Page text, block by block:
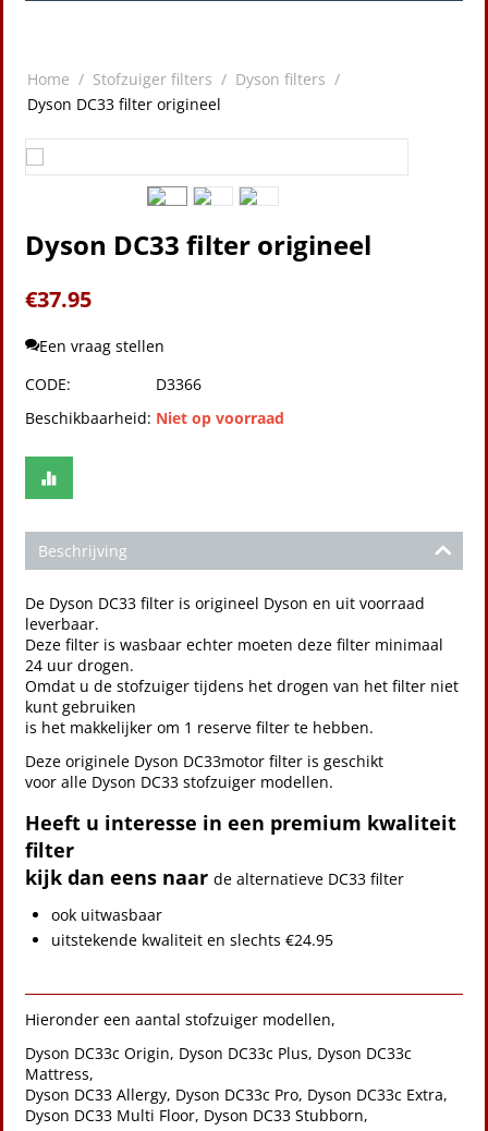
Home / Stofzuiger filters / Dyson filters /
Dyson DC33 filter origineel
Dyson DC33 filter origineel
€37.95
Een vraag stellen
CODE:
D3366
Beschikbaarheid: Niet op voorraad
Beschrijving
De Dyson DC33 filter is origineel Dyson en uit voorraad
leverbaar.
Deze filter is wasbaar echter moeten deze filter minimaal
24 uur drogen.
Omdat u de stofzuiger tijdens het drogen van het filter niet
kunt gebruiken
is het makkelijker om 1 reserve filter te hebben.
Deze originele Dyson DC33motor filter is geschikt
voor alle Dyson DC33 stofzuiger modellen.
Heeft u interesse in een premium kwaliteit
filter
kijk dan eens naar de alternatieve DC33 filter
ook uitwasbaar
uitstekende kwaliteit en slechts €24.95
Hieronder een aantal stofzuiger modellen,
Dyson DC33c Origin, Dyson DC33c Plus, Dyson DC33c
Mattress,
Dyson DC33 Allergy, Dyson DC33c Pro, Dyson DC33c Extra,
Dyson DC33 Multi Floor, Dyson DC33 Stubborn,